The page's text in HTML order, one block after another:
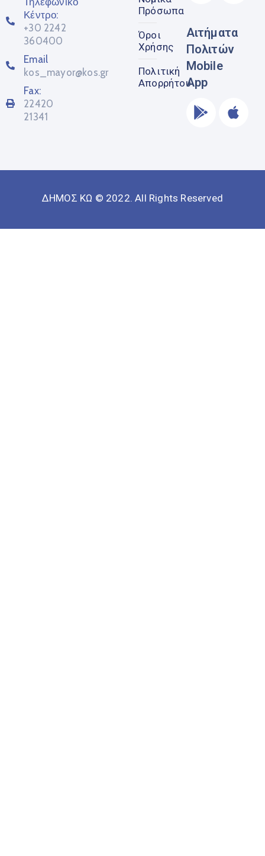
Κέντρο:
+30 2242
360400
Email
kos_mayor@kos.gr
Fax:
22420
21341
Πρόσωπα
Όροι
Χρήσης
Πολιτική
Απορρήτου
Αιτήματα
Πολιτών
Mobile
App
ΔΗΜΟΣ ΚΩ © 2022. All Rights Reserved